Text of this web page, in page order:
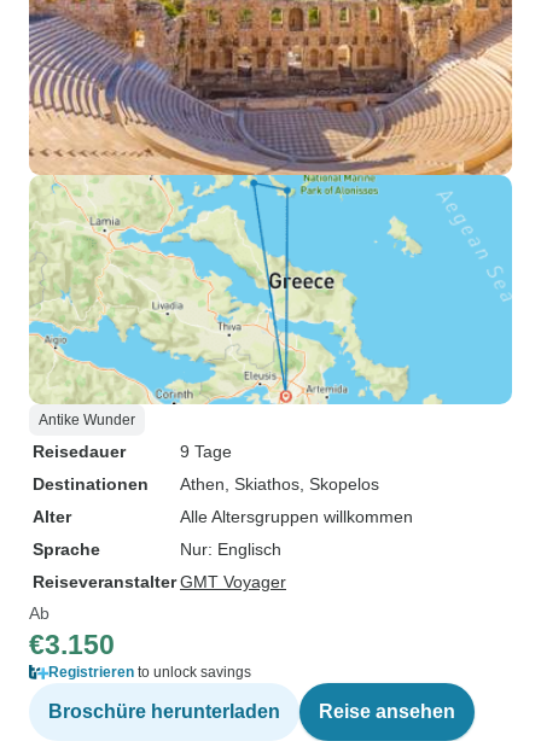
Antike Wunder
Reisedauer
9 Tage
Destinationen
Athen , Skiathos , Skopelos
Alter
Alle Altersgruppen willkommen
Sprache
Nur: Englisch
ReiseveranstalterGMT Voyager
Ab
€3.150
Registrieren to unlock savings
Broschüre herunterladen Reise ansehen